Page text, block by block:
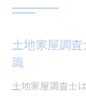
土地家屋調
識
土地家屋調査士